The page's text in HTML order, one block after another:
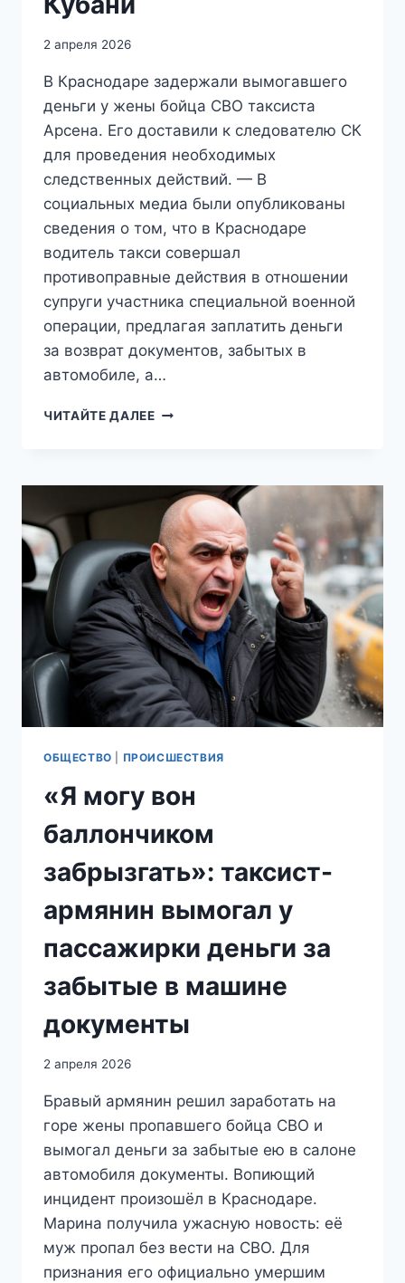
2 апреля 2026
В Краснодаре задержали вымогавшего
деньги у жены бойца СВО таксиста
Арсена. Его доставили к следователю СК
для проведения необходимых
следственных действий. — В
социальных медиа были опубликованы
сведения о том, что в Краснодаре
водитель такси совершал
противоправные действия в отношении
супруги участника специальной военной
операции, предлагая заплатить деньги
за возврат документов, забытых в
автомобиле, а…
ЧИТАЙТЕ ДАЛЕЕ«РАСКАИВАЮСЬ»:
АРСЕНА,
ВЫМОГАВШЕГО
ДЕНЬГИ
У
ЖЕНЫ
БОЙЦА
СВО
НА
КУБАНИ
ОБЩЕСТВО ПРОИСШЕСТВИЯ
«Я могу вон
баллончиком
забрызгать»: таксист-
армянин вымогал у
пассажирки деньги за
забытые в машине
документы
2 апреля 2026
Бравый армянин решил заработать на
горе жены пропавшего бойца СВО и
вымогал деньги за забытые ею в салоне
автомобиля документы. Вопиющий
инцидент произошёл в Краснодаре.
Марина получила ужасную новость: её
муж пропал без вести на СВО. Для
признания его официально умершим